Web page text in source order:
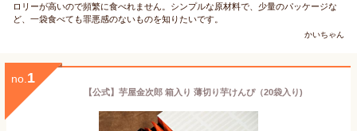
ロリーが高いので頻繁に食べれません。シンプルな原材料で、少量のパッケージな
ど、一袋食べても罪悪感のないものを知りたいです。
かいちゃん
no. 1
【公式】芋屋金次郎 箱入り 薄切り芋けんぴ（20袋入り)